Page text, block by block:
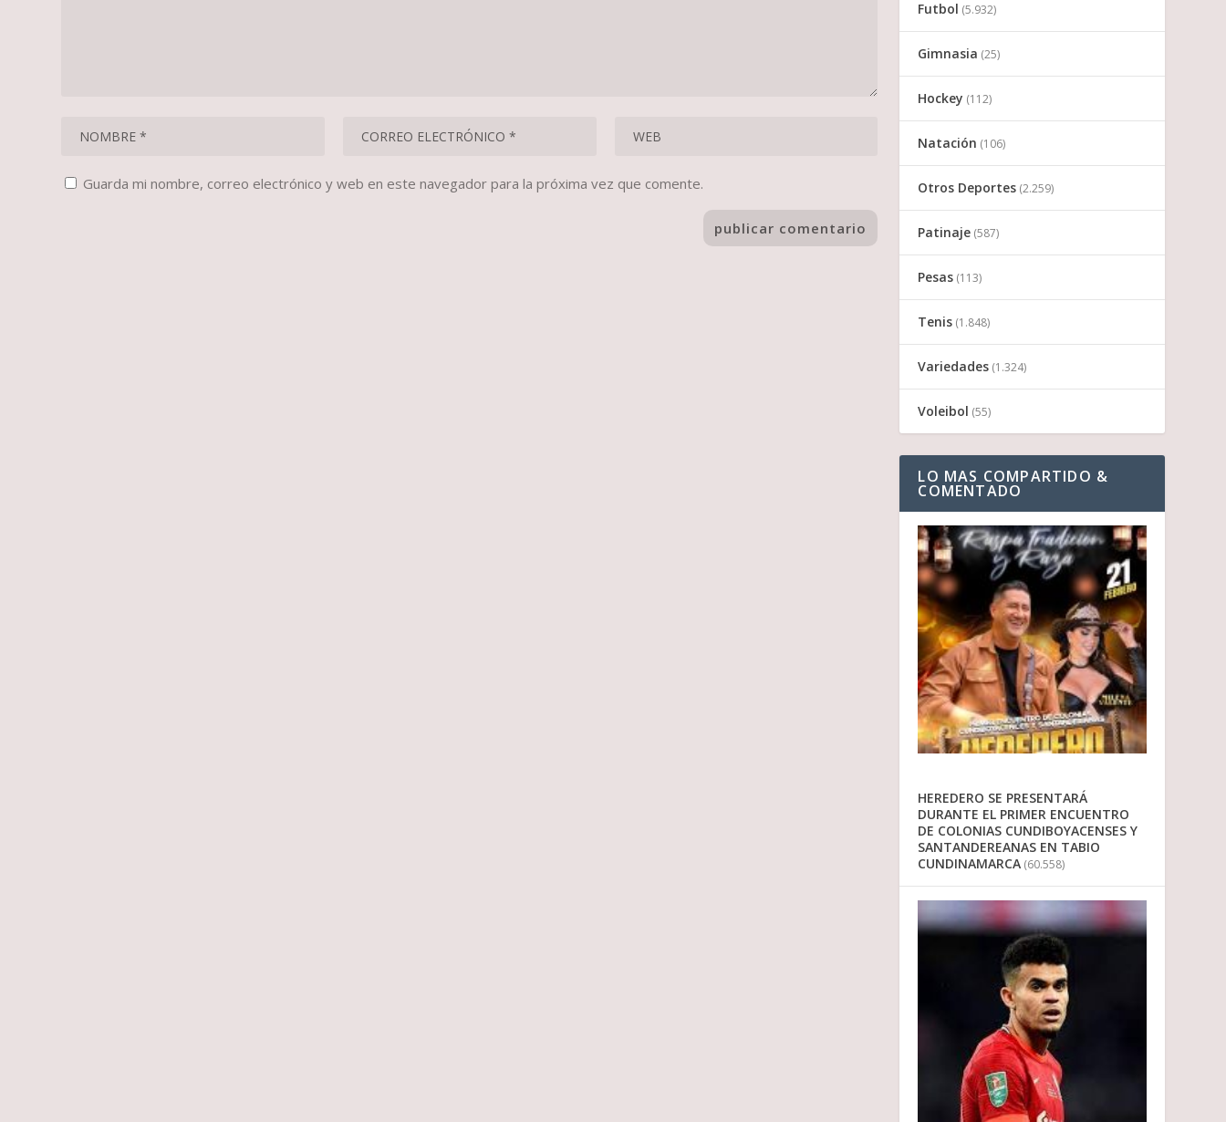
Guarda mi nombre, correo electrónico y web en este navegador para la próxima vez que comente.
Futbol (5.932)
Gimnasia (25)
Hockey (112)
Natación (106)
Otros Deportes (2.259)
Patinaje (587)
Pesas (113)
Tenis (1.848)
Variedades (1.324)
Voleibol (55)
LO MAS COMPARTIDO &
COMENTADO
HEREDERO SE PRESENTARÁ
DURANTE EL PRIMER ENCUENTRO
DE COLONIAS CUNDIBOYACENSES Y
SANTANDEREANAS EN TABIO
CUNDINAMARCA (60.558)